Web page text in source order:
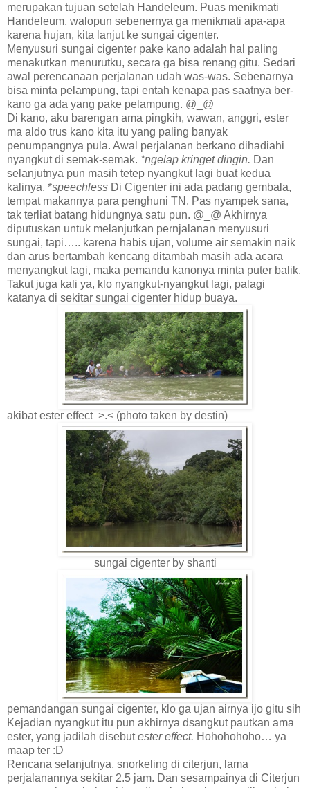
merupakan tujuan setelah Handeleum. Puas menikmati
Handeleum, walopun sebenernya ga menikmati apa-apa
karena hujan, kita lanjut ke sungai cigenter.
Menyusuri sungai cigenter pake kano adalah hal paling
menakutkan menurutku, secara ga bisa renang gitu. Sedari
awal perencanaan perjalanan udah was-was. Sebenarnya
bisa minta pelampung, tapi entah kenapa pas saatnya ber-
kano ga ada yang pake pelampung. @_@
Di kano, aku barengan ama pingkih, wawan, anggri, ester
ma aldo trus kano kita itu yang paling banyak
penumpangnya pula. Awal perjalanan berkano dihadiahi
nyangkut di semak-semak. *ngelap kringet dingin. Dan
selanjutnya pun masih tetep nyangkut lagi buat kedua
kalinya. *speechless Di Cigenter ini ada padang gembala,
tempat makannya para penghuni TN. Pas nyampek sana,
tak terliat batang hidungnya satu pun. @_@ Akhirnya
diputuskan untuk melanjutkan pernjalanan menyusuri
sungai, tapi….. karena habis ujan, volume air semakin naik
dan arus bertambah kencang ditambah masih ada acara
menyangkut lagi, maka pemandu kanonya minta puter balik.
Takut juga kali ya, klo nyangkut-nyangkut lagi, palagi
katanya di sekitar sungai cigenter hidup buaya.
akibat ester effect >.< (photo taken by destin)
sungai cigenter by shanti
pemandangan sungai cigenter, klo ga ujan airnya ijo gitu sih
Kejadian nyangkut itu pun akhirnya dsangkut pautkan ama
ester, yang jadilah disebutester effect. Hohohohoho… ya
maap ter :D
Rencana selanjutnya, snorkeling di citerjun, lama
perjalanannya sekitar 2.5 jam. Dan sesampainya di Citerjun